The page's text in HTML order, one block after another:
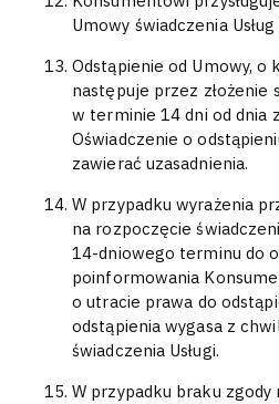
Umowy świadczenia
Odstąpienie od Umowy,
następuje przez złożenie
w terminie 14 dni od dnia
Oświadczenie o
zawierać uzasadnienia.
W przypadku wyrażenia
na rozpoczęcie
14-dniowego terminu do
poinformowania
o utracie prawa do
odstąpienia wygasa z
świadczenia Usługi.
W przypadku braku